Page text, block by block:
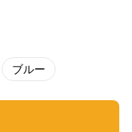
ブルー